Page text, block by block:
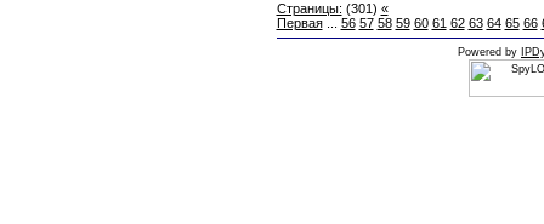
Страницы: (301) «
Первая... 56 57 58 59 60 61 62 63 64 65 66
Powered by